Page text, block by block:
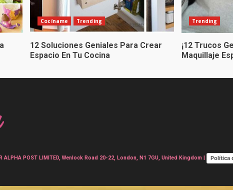
Cocíname Trending
12 Soluciones Geniales Para Crear
Espacio En Tu Cocina
Trending
¡12 Trucos
Maquillaje
ALPHA POST LIMITED, Wenlock Road 20-22, London, N1 7GU, United Kingdom | Política